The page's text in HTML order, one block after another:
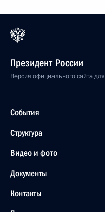
Президент России
Версия официального сайта
События
Структура
Видео и фото
Документы
Контакты